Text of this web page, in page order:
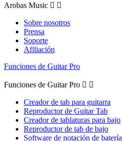
Arobas Music  
Sobre nosotros
Prensa
Soporte
Afiliación
Funciones de Guitar Pro
Funciones de Guitar Pro  
Creador de tab para guitarra
Reproductor de Guitar Tab
Creador de tablaturas para bajo
Reproductor de tab de bajo
Software de notación de batería